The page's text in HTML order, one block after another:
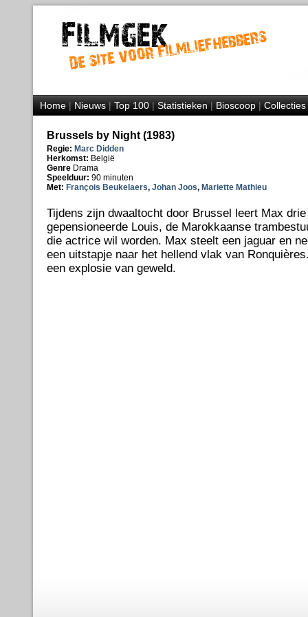
Home|Nieuws|Top 100|Statistieken|Bioscoop|Collecties
Brussels by Night (1983)
Regie: Marc Didden
Herkomst: België
Genre Drama
Speelduur: 90 minuten
Met: François Beukelaers, Johan Joos, Mariette Mathieu
Tijdens zijn dwaaltocht door Brussel leert Max
gepensioneerde Louis, de Marokkaanse
die actrice wil worden. Max steelt een jaguar en
een uitstapje naar het hellend vlak van
een explosie van geweld.